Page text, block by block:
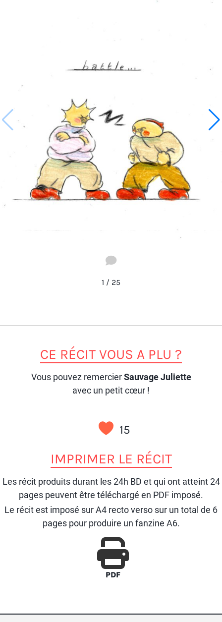
1 / 25
CE RÉCIT VOUS A PLU ?
Vous pouvez remercierSauvage Juliette
avec un petit cœur !
15
IMPRIMER LE RÉCIT
Les récit produits durant les 24h BD et qui ont atteint 24
pages peuvent être téléchargé en PDF imposé.
Le récit est imposé sur A4 recto verso sur un total de 6
pages pour produire un fanzine A6.
PDF